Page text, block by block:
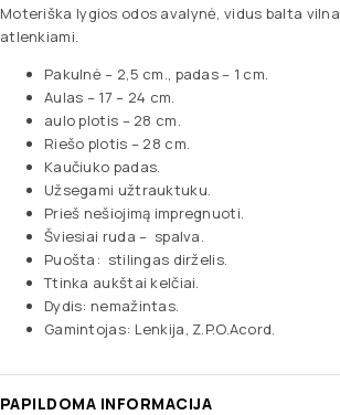
Moteriška lygios odos avalynė, vidus balta
atlenkiami.
Pakulnė – 2,5 cm., padas – 1 cm.
Aulas – 17 – 24 cm.
aulo plotis – 28 cm.
Riešo plotis – 28 cm.
Kaučiuko padas.
Užsegami užtrauktuku.
Prieš nešiojimą impregnuoti.
Šviesiai ruda – spalva.
Puošta: stilingas dirželis.
Ttinka aukštai kelčiai.
Dydis: nemažintas.
Gamintojas: Lenkija, Z.P.O.Acord.
PAPILDOMA INFORMACIJA